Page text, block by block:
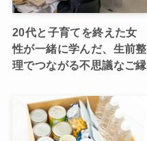
20代と子育てを終えた女
性が一緒に学んだ、生前整
理でつながる不思議なご縁